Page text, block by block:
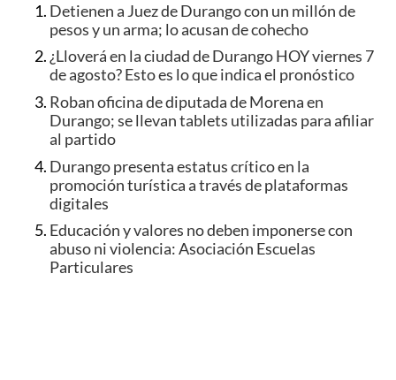
Detienen a Juez de Durango con un millón de
pesos y un arma; lo acusan de cohecho
¿Lloverá en la ciudad de Durango HOY viernes 7
de agosto? Esto es lo que indica el pronóstico
Roban oficina de diputada de Morena en
Durango; se llevan tablets utilizadas para afiliar
al partido
Durango presenta estatus crítico en la
promoción turística a través de plataformas
digitales
Educación y valores no deben imponerse con
abuso ni violencia: Asociación Escuelas
Particulares